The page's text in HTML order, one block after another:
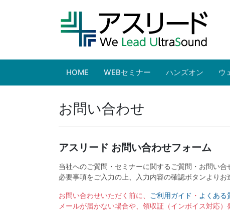
HOME WEBセミナー ハンズオン ウ
お問い合わせ
アスリード お問い合わせフォーム
当社へのご質問・セミナーに関するご質問・お問い合
必要事項をご入力の上、入力内容の確認ボタンよりお
お問い合わせいただく前に、 ご利用ガイド ・ よくある
メールが届かない場合や、領収証（インボイス対応